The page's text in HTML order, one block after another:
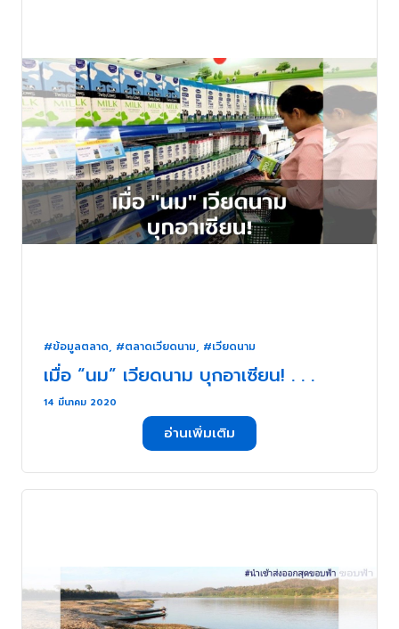
#ข้อมูลตลาด, #ตลาดเวียดนาม, #เวียดนาม
เมื่อ “นม” เวียดนาม บุกอาเซียน! . . .
14 มีนาคม 2020
อ่านเพิ่มเติม